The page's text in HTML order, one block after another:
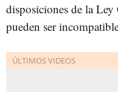
disposiciones de la
pueden ser